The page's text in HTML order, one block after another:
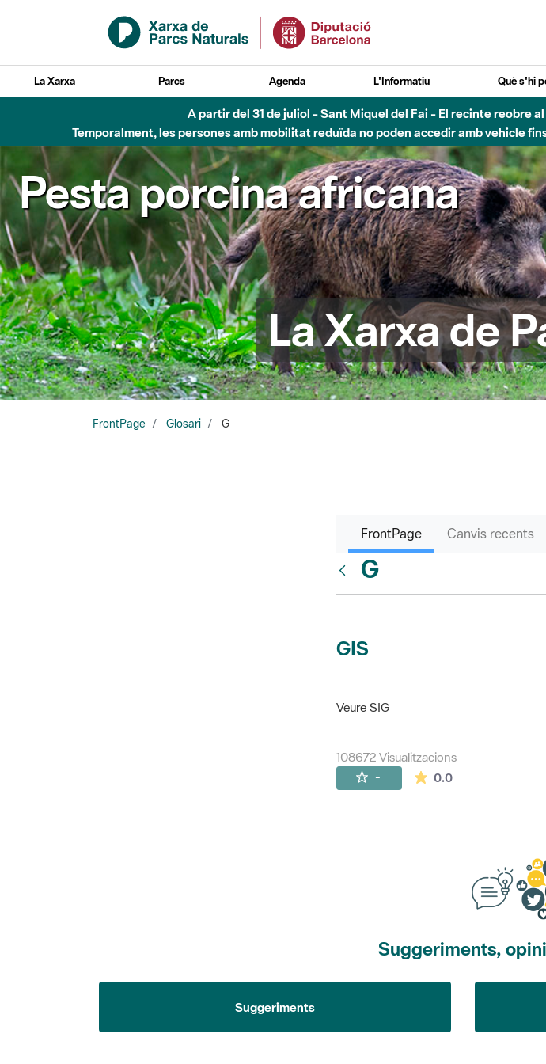
Salta al contingut principal
La Xarxa Parcs Agenda L'Informatiu Què s'hi
A partir del 31 de juliol - Sant Miquel del Fai - El recinte reobre
Temporalment, les persones amb mobilitat reduïda no poden accedir amb vehicle
Pesta porcina africana
La Xarxa de
FrontPage Glosari G
FrontPage Canvis recents
G
GIS
Veure SIG
108672 Visualitzacions
- 0.0La mitjana de les
Suggeriments,
Suggeriments